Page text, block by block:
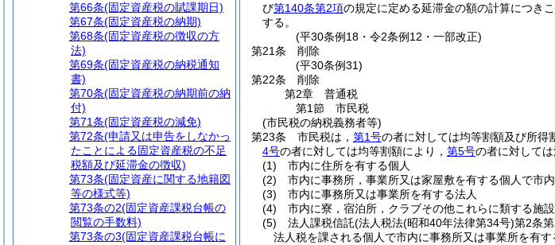
び第140条第2項の規定に定める延滞金の額の計算につき
する。
(平30条例18・令2条例12・一部改正)
第21条
削除
(平30条例31)
第22条
削除
第2章
普通税
第1節
市民税
(市民税の納税義務者等)
第23条
市民税は， 第1号の者に対しては均等割額及び所得
4号の者に対しては均等割額により， 第5号の者に対しては
(1)
市内に住所を有する個人
(2)
市内に事務所，事業所又は家屋敷を有する個人で市
(3)
市内に事務所又は事業所を有する法人
(4)
市内に寮，宿泊所，クラブその他これらに類する施設
(5)
法人課税信託(法人税法(昭和40年法律第34号)第2条
法人税を課される個人で市内に事務所又は事業所を有す
第66条(固定資産税の賦課期日)
第67条(固定資産税の納期)
第68条(固定資産税の徴収の方
法)
第69条(固定資産税の納税通知
書)
第70条(固定資産税の納期前の納
付)
第71条(固定資産税の減免)
第72条(申請又は申告をしなかっ
たことによる固定資産税の不足
税額及び延滞金の徴収)
第73条(固定資産に関する地籍図
等の様式等)
第73条の2(固定資産課税台帳の
閲覧の手数料)
第73条の3(固定資産課税台帳に